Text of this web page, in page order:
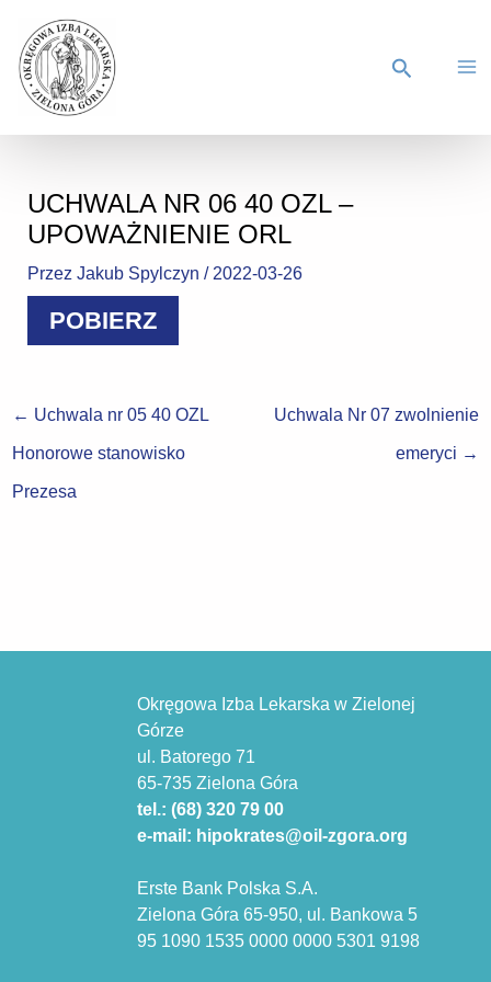
UCHWALA NR 06 40 OZL –
UPOWAŻNIENIE ORL
PrzezJakub Spylczyn/ 2022-03-26
POBIERZ
← Uchwala nr 05 40 OZL
Honorowe stanowisko
Prezesa
Uchwala Nr 07 zwolnienie
emeryci →
Okręgowa Izba Lekarska w Zielonej
Górze
ul. Batorego 71
65-735 Zielona Góra
tel.: (68) 320 79 00
e-mail: hipokrates@oil-zgora.org
Erste Bank Polska S.A.
Zielona Góra 65-950, ul. Bankowa 5
95 1090 1535 0000 0000 5301 9198